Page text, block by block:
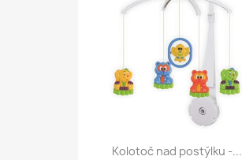
Kolotoč nad postýlku -...